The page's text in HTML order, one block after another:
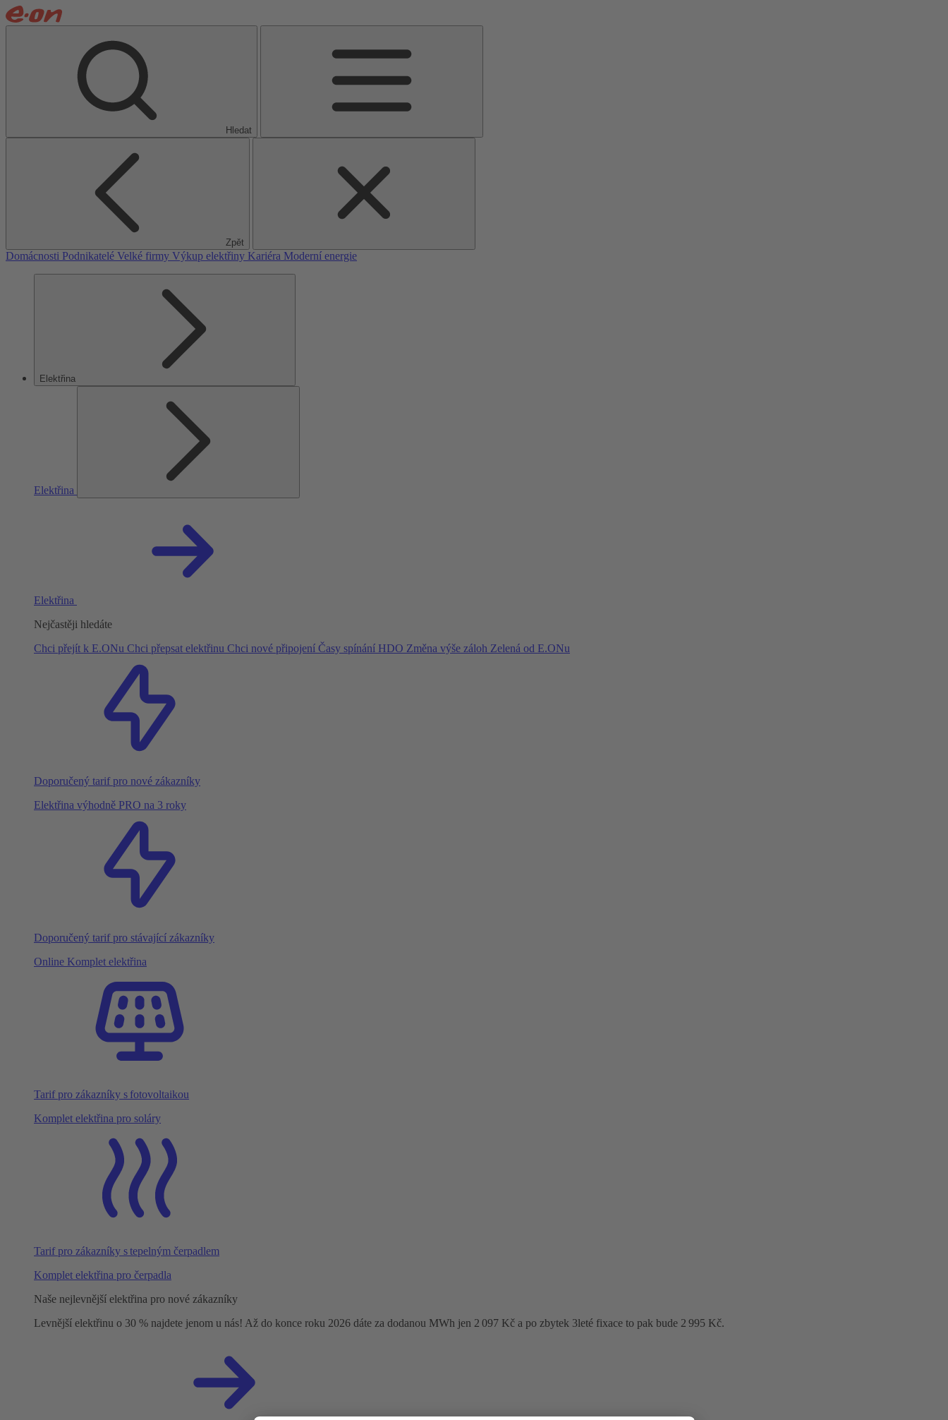
Hledat
Zpět
Domácnosti Podnikatelé Velké firmy Výkup elektřiny Kariéra Moderní energie
Elektřina
Elektřina
Elektřina
Nejčastěji hledáte
Chci přejít k E.ONu Chci přepsat elektřinu Chci nové připojení Časy spínání HDO Změna výše záloh Zelená od E.ONu
Doporučený tarif pro nové zákazníky
Elektřina výhodně PRO na 3 roky
Doporučený tarif pro stávající zákazníky
Online Komplet elektřina
Tarif pro zákazníky s fotovoltaikou
Komplet elektřina pro soláry
Tarif pro zákazníky s tepelným čerpadlem
Komplet elektřina pro čerpadla
Naše nejlevnější elektřina pro nové zákazníky
Levnější elektřinu o 30 % najdete jenom u nás! Až do konce roku 2026 dáte za dodanou MWh jen 2 097 Kč a po zbytek 3leté fixace to pak bude 2 995 Kč.